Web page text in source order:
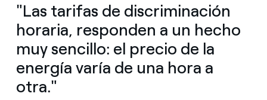
"Las tarifas de discriminación
horaria, responden a un hecho
muy sencillo: el precio de la
energía varía de una hora a
otra."